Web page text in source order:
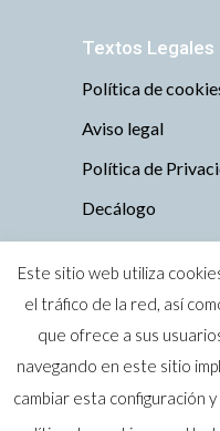
Textos Legales
Política de
Aviso legal
Política de
Decálogo
Todos los
perro es
Este sitio web utiliza
el tráfico de la red, así
que ofrece a sus
navegando en este sitio
cambiar esta configuración